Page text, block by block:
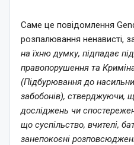
Саме це повідомлення
розпалювання ненависті,
на їхню думку, підпадає
правопорушення та
(Підбурювання до
забобонів), стверджуючи,
досліджень чи
що суспільство, вчителі,
занепокоєні